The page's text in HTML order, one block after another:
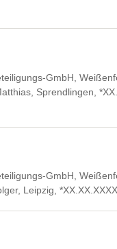
GmbH,
Sprendlingen,
GmbH,
Leipzig,